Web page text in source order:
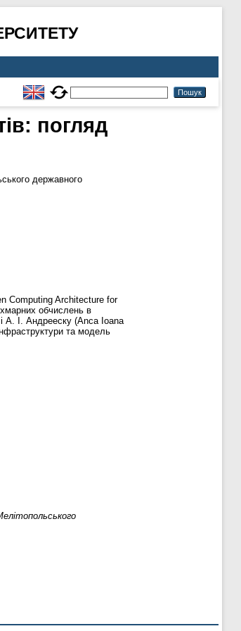
погляд
державного
Computing Architecture for
обчислень в
А. І. Андрееску (Anca Ioana
та модель